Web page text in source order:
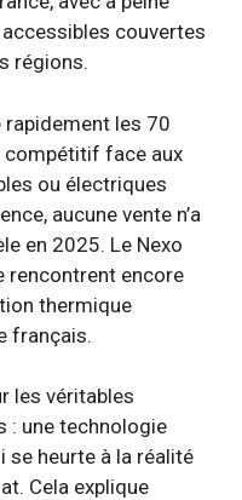
couvertes
régions.
rapidement les 70
compétitif face aux
ou électriques
aucune vente n’a
en 2025. Le Nexo
rencontrent encore
thermique
français.
les véritables
: une technologie
se heurte à la réalité
Cela explique